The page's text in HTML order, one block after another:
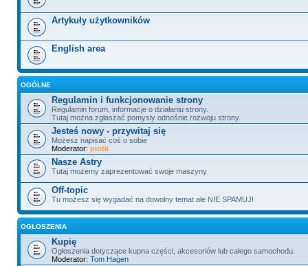
Artykuły użytkowników
English area
OGÓLNE
Regulamin i funkcjonowanie strony
Regulamin forum, informacje o działaniu strony.
Tutaj można zgłaszać pomysły odnośnie rozwoju strony.
Jesteś nowy - przywitaj się
Możesz napisać coś o sobie
Moderator: piotii
Nasze Astry
Tutaj możemy zaprezentować swoje maszyny
Off-topic
Tu możesz się wygadać na dowolny temat ale NIE SPAMUJ!
OGŁOSZENIA
Kupię
Ogłoszenia dotyczące kupna części, akcesoriów lub całego samochodu.
Moderator: Tom Hagen